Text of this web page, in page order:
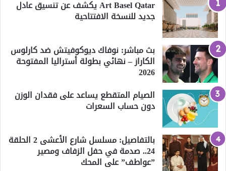
Art Basel Qatar يكشف عن تنسيق عادل
جديد للنسخة الافتتاحية
بث مباشر: نوفاك ديوكوفيتش ضد كارلوس
الكاراز – نهائي بطولة أستراليا المفتوحة
2026
الصيام المتقطع يساعد على فقدان الوزن
دون حساب السعرات
بالتفاصيل: مسلسل شارع الأعشى 2 الحلقة
24.. صدمة في حفل الزفاف ومصير
”عواطف” على المحك